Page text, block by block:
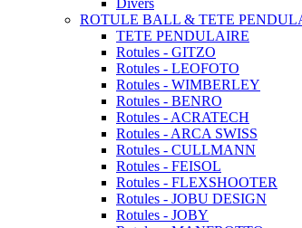
Divers
ROTULE BALL & TETE
TETE PENDULAIRE
Rotules - GITZO
Rotules - LEOFOTO
Rotules - WIMBERLEY
Rotules - BENRO
Rotules - ACRATECH
Rotules - ARCA SWISS
Rotules - CULLMANN
Rotules - FEISOL
Rotules - FLEXSHOOTER
Rotules - JOBU DESIGN
Rotules - JOBY